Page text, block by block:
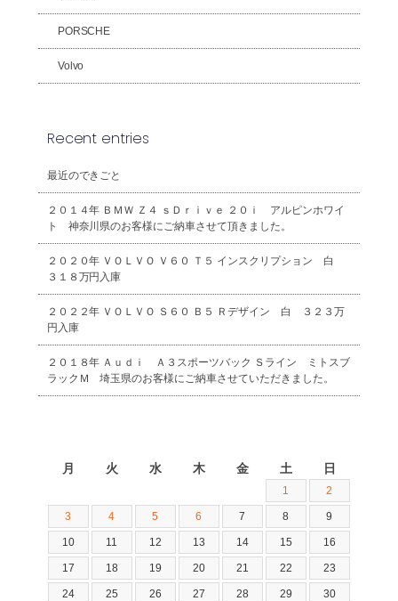
PORSCHE
Volvo
Recent entries
最近のできごと
２０１４年 ＢＭＷ Ｚ４ ｓＤｒｉｖｅ ２０ｉ アルピンホワイ
ト 神奈川県のお客様にご納車させて頂きました。
２０２０年 ＶＯＬＶＯ Ｖ６０ Ｔ５ インスクリプション 白
３１８万円入庫
２０２２年 ＶＯＬＶＯ Ｓ６０ Ｂ５ Ｒデザイン 白 ３２３万
円入庫
２０１８年 Ａｕｄｉ Ａ３スポーツバック Ｓライン ミトスブ
ラックＭ 埼玉県のお客様にご納車させていただきました。
月 火 水 木 金 土 日
1 2
3 4 5 6 7 8 9
10 11 12 13 14 15 16
17 18 19 20 21 22 23
24 25 26 27 28 29 30